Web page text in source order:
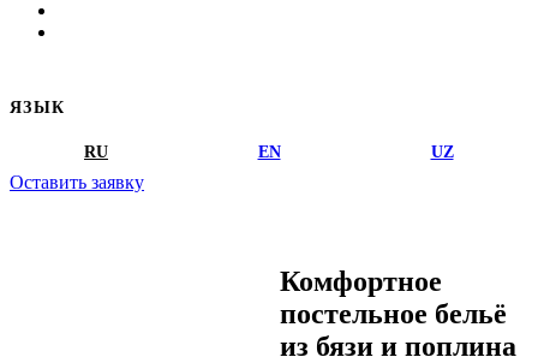
ЯЗЫК
RU EN UZ
Оставить заявку
Комфортное
постельное бельё
из бязи и поплина